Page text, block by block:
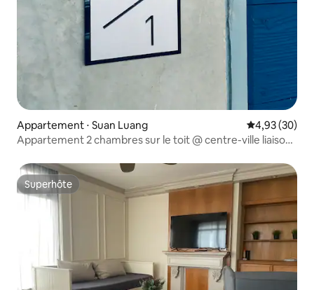
Appartement ⋅ Suan Luang Évaluation
4,93 (30)
Appartement 2 chambres sur le toit @ centre-ville liaison
Superhôte
Superhôte